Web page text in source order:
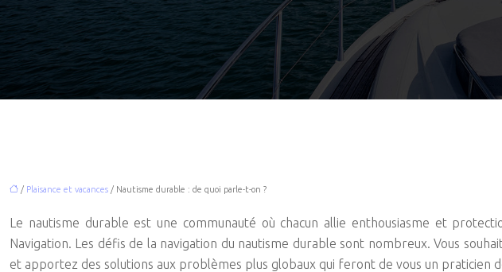
/ Plaisance et vacances / Nautisme durable : de quoi parle-t-on ?
Le nautisme durable est une communauté où chacun allie enthousiasme et
Navigation. Les défis de la navigation du nautisme durable sont nombreux. Vous
et apportez des solutions aux problèmes plus globaux qui feront de vous un praticien